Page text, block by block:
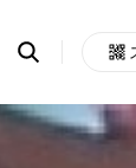
Search
search
area